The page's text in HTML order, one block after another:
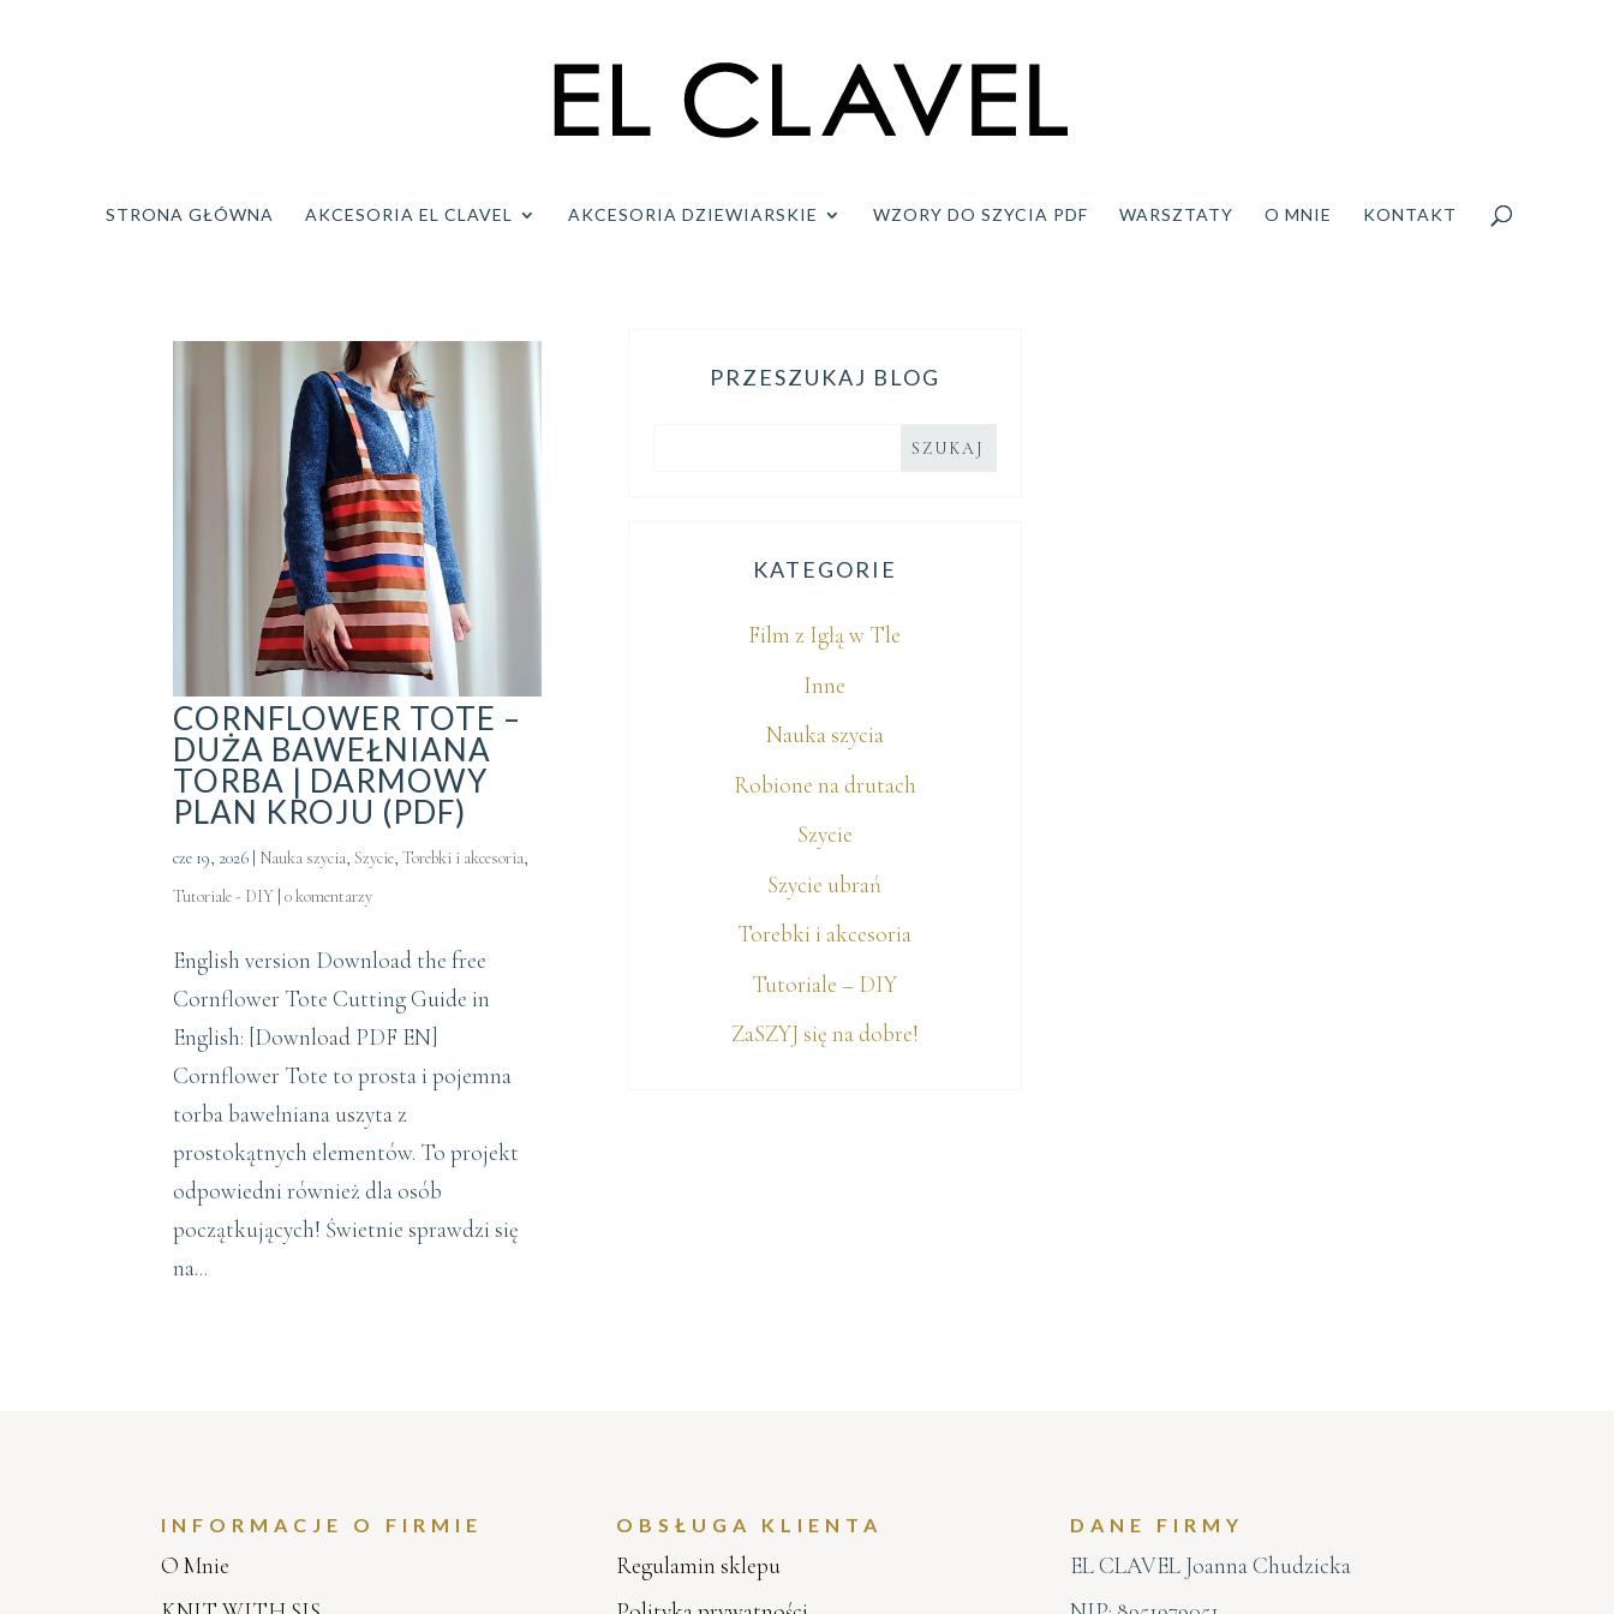
STRONA GŁÓWNA AKCESORIA EL CLAVEL AKCESORIA DZIEWIARSKIE WZORY DO SZYCIA PDF WARSZTATY O MNIE KONTAKT
CORNFLOWER TOTE –
DUŻA BAWEŁNIANA
TORBA | DARMOWY
PLAN KROJU (PDF)
cze 19, 2026 Nauka szycia, Szycie,Torebki i akcesoria,
Tutoriale - DIY |0 komentarzy
English version Download the free
Cornflower Tote Cutting Guide in
English: [Download PDF EN]
Cornflower Tote to prosta i pojemna
torba bawełniana uszyta z
prostokątnych elementów. To projekt
odpowiedni również dla osób
początkujących! Świetnie sprawdzi się
na...
PRZESZUKAJ BLOG
KATEGORIE
Film z Igłą w Tle
Inne
Nauka szycia
Robione na drutach
Szycie
Szycie ubrań
Torebki i akcesoria
Tutoriale – DIY
ZaSZYJ się na dobre!
INFORMACJE O FIRMIE
O Mnie
OBSŁUGA KLIENTA
Regulamin sklepu
DANE FIRMY
EL CLAVEL Joanna Chudzicka